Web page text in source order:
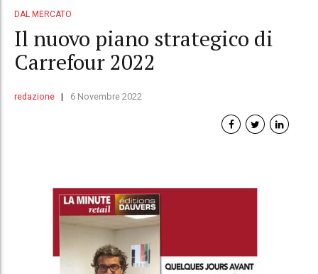
DAL MERCATO
Il nuovo piano strategico di
Carrefour 2022
redazione 6 Novembre 2022